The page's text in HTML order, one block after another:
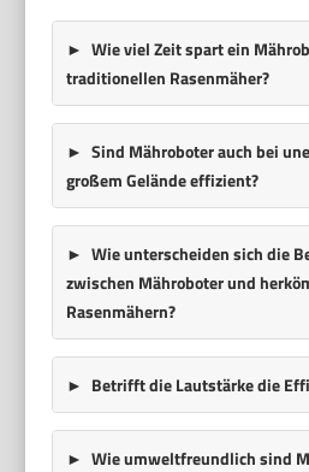
Wie viel Zeit spart ein
traditionellen Rasenmäher?
Sind Mähroboter auch bei
großem Gelände effizient?
Wie unterscheiden sich die
zwischen Mähroboter und
Rasenmähern?
Betrifft die Lautstärke die
Wie umweltfreundlich sind